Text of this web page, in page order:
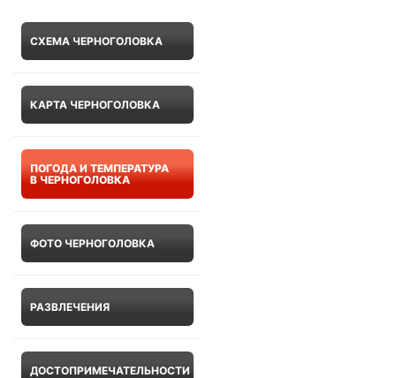
СХЕМА ЧЕРНОГОЛОВКА
КАРТА ЧЕРНОГОЛОВКА
ПОГОДА И ТЕМПЕРАТУРА
В ЧЕРНОГОЛОВКА
ФОТО ЧЕРНОГОЛОВКА
РАЗВЛЕЧЕНИЯ
ДОСТОПРИМЕЧАТЕЛЬНОСТИ